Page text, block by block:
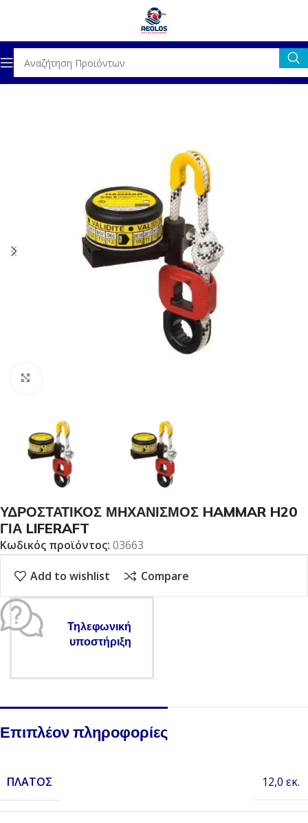
LIFERAFTS & ΠΛΕΥΣΤΙΚΕΣ ΣΥΣΚΕΥΕΣ ΑΞΕΣΟΥΑΡ LIFERAFTS
ΥΔΡΟΣΤΑΤΙΚΟΣ ΜΗΧΑΝΙΣΜΟΣ HAMMAR H20
ΓΙΑ LIFERAFT
Κωδικός προϊόντος: 03663
Add to wishlist Compare
Τηλεφωνική
υποστήριξη
Επιπλέον πληροφορίες
ΠΛΆΤΟΣ 12,0 εκ.